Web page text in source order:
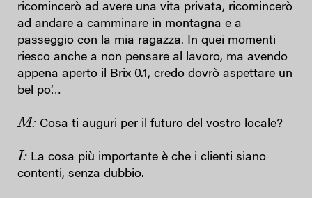
ricomincerò ad avere una vita privata, ricomincerò
ad andare a camminare in montagna e a
passeggio con la mia ragazza. In quei momenti
riesco anche a non pensare al lavoro, ma avendo
appena aperto il Brix 0.1, credo dovrò aspettare un
bel po’…
M: Cosa ti auguri per il futuro del vostro locale?
I: La cosa più importante è che i clienti siano
contenti, senza dubbio.